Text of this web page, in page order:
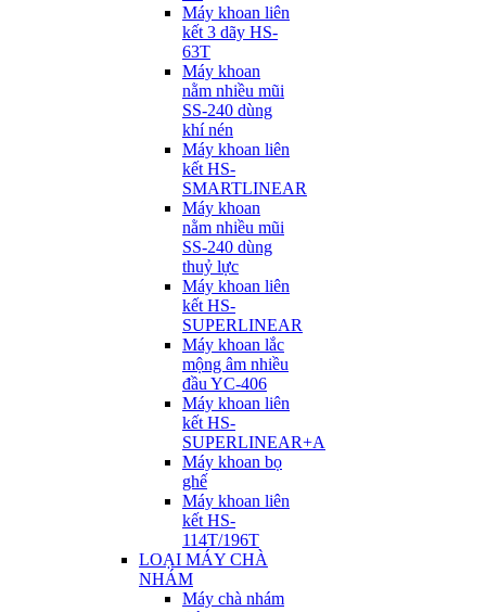
Máy khoan liên
kết 3 dãy HS-
63T
Máy khoan
nằm nhiều mũi
SS-240 dùng
khí nén
Máy khoan liên
kết HS-
SMARTLINEAR
Máy khoan
nằm nhiều mũi
SS-240 dùng
thuỷ lực
Máy khoan liên
kết HS-
SUPERLINEAR
Máy khoan lắc
mộng âm nhiều
đầu YC-406
Máy khoan liên
kết HS-
SUPERLINEAR+A
Máy khoan bọ
ghế
Máy khoan liên
kết HS-
114T/196T
LOẠI MÁY CHÀ
NHÁM
Máy chà nhám